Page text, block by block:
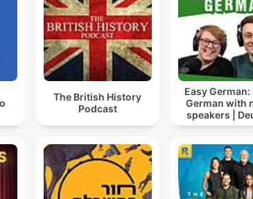
The British History
Podcast
Easy German:
German with
speakers |
lernen